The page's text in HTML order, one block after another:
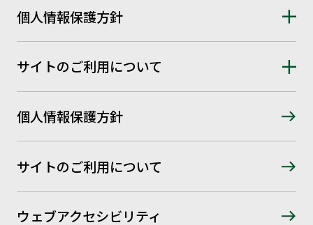
個人情報保護方針
サイトのご利用について
個人情報保護方針
サイトのご利用について
ウェブアクセシビリティ